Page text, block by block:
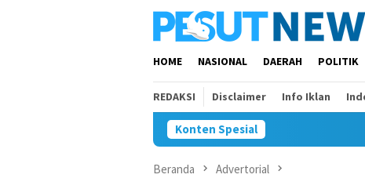
HOME NASIONAL DAERAH POLITIK
REDAKSI Disclaimer Info Iklan
Konten Spesial
Beranda Advertorial